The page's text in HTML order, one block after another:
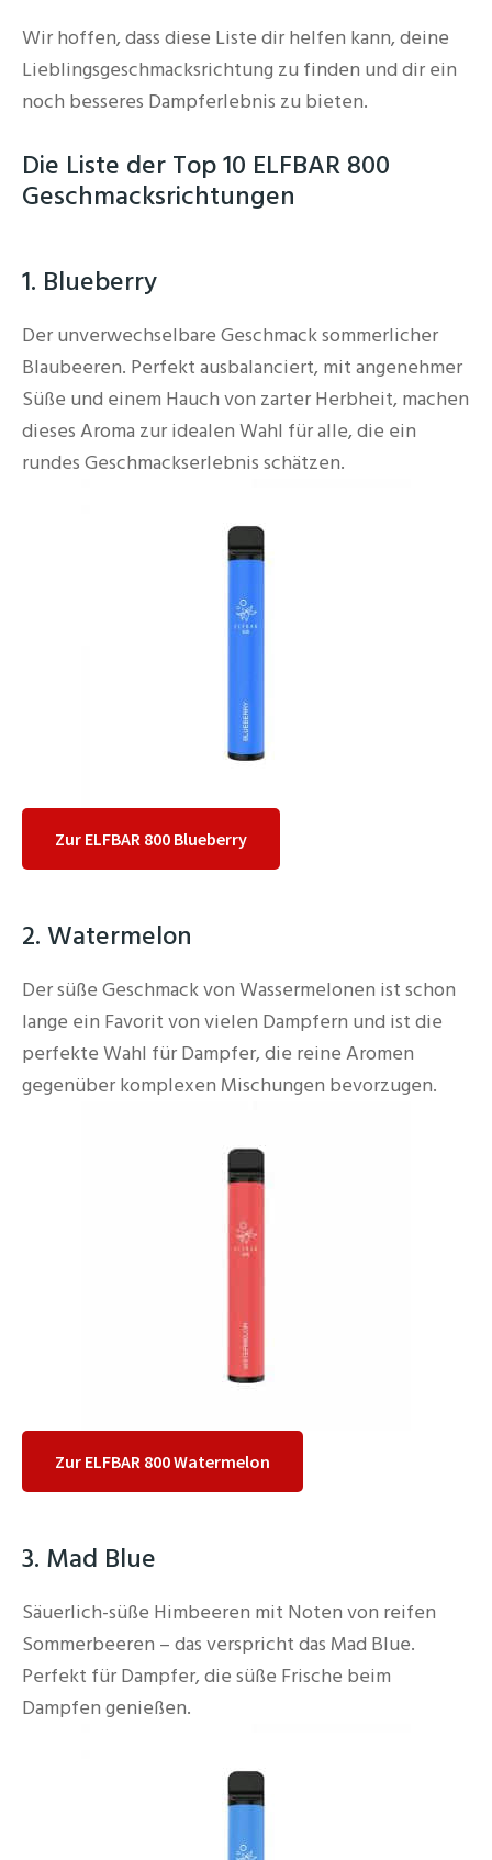
Wir hoffen, dass diese Liste dir helfen kann, deine
Lieblingsgeschmacksrichtung zu finden und dir ein
noch besseres Dampferlebnis zu bieten.
Die Liste der Top 10 ELFBAR 800
Geschmacksrichtungen
1. Blueberry
Der unverwechselbare Geschmack sommerlicher
Blaubeeren. Perfekt ausbalanciert, mit angenehmer
Süße und einem Hauch von zarter Herbheit, machen
dieses Aroma zur idealen Wahl für alle, die ein
rundes Geschmackserlebnis schätzen.
Zur ELFBAR 800 Blueberry
2. Watermelon
Der süße Geschmack von Wassermelonen ist schon
lange ein Favorit von vielen Dampfern und ist die
perfekte Wahl für Dampfer, die reine Aromen
gegenüber komplexen Mischungen bevorzugen.
Zur ELFBAR 800 Watermelon
3. Mad Blue
Säuerlich-süße Himbeeren mit Noten von reifen
Sommerbeeren – das verspricht das Mad Blue.
Perfekt für Dampfer, die süße Frische beim
Dampfen genießen.